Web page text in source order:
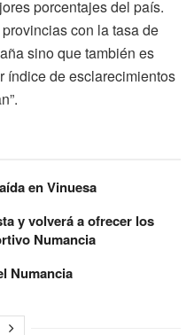
porcentajes del país.
con la tasa de
sino que también es
índice de esclarecimientos
en Vinuesa
y volverá a ofrecer los
Numancia
Numancia